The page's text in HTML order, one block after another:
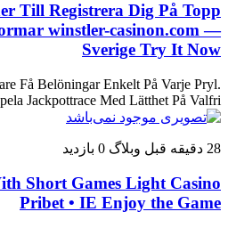
Till Registrera Dig På Topp
winstler-casinon.com —
Sverige Try It Now
Få Belöningar Enkelt På Varje Pryl.
Jackpottrace Med Lätthet På Valfri...
28 دقیقه قبل وبلاگ 0 بازدید
Short Games Light Casino
Pribet • IE Enjoy the Game